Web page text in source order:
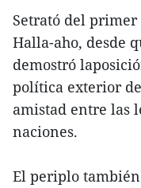
Setrató del primer
Halla-aho, desde
demostró
política exterior
amistad entre las
naciones.
El periplo